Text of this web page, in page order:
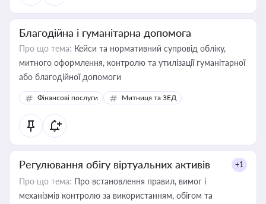
Благодійна і гуманітарна допомога
Про що тема: Кейси та нормативний супровід обліку,
митного оформлення, контролю та утилізації гуманітарної
або благодійної допомоги
Фінансові послуги Митниця та ЗЕД
Регулювання обігу віртуальних активів +1
Про що тема: Про встановлення правил, вимог і
механізмів контролю за використанням, обігом та